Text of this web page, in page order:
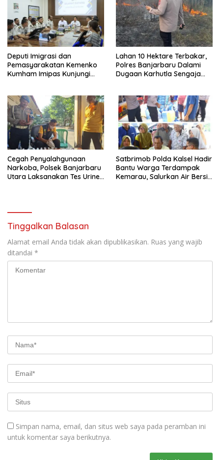
Deputi Imigrasi dan
Pemasyarakatan Kemenko
Kumham Imipas Kunjungi
Lahan 10 Hektare Terbakar,
Polres Banjarbaru Dalami
Dugaan Karhutla Sengaja
Cegah Penyalahgunaan
Narkoba, Polsek Banjarbaru
Utara Laksanakan Tes Urine
Satbrimob Polda Kalsel Hadir
Bantu Warga Terdampak
Kemarau, Salurkan Air Bersih
Tinggalkan Balasan
Alamat email Anda tidak akan dipublikasikan. Ruas yang wajib
ditandai *
Simpan nama, email, dan situs web saya pada peramban ini
untuk komentar saya berikutnya.